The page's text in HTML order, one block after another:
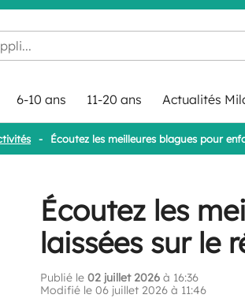
cours...
6-10 ans 11-20 ans Actualités
- Écoutez les meilleures blagues pour
Écoutez les
laissées sur le
Publié le 02 juillet 2026 à 16:36
Modifié le 06 juillet 2026 à 11:46